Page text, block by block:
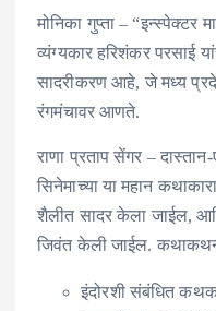
मोनिका गुप्ता – “इन्स्पेक्टर
व्यंग्यकार हरिशंकर परसाई
सादरीकरण आहे, जे मध्य
रंगमंचावर आणते.
राणा प्रताप सेंगर –
सिनेमाच्या या महान
शैलीत सादर केला जाईल,
जिवंत केली जाईल.
इंदोरशी संबंधित